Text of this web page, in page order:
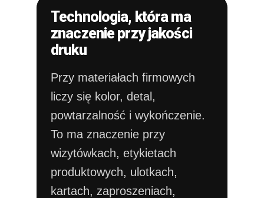
Technologia, która ma
znaczenie przy jakości
druku
Przy materiałach firmowych
liczy się kolor, detal,
powtarzalność i wykończenie.
To ma znaczenie przy
wizytówkach, etykietach
produktowych, ulotkach,
kartach, zaproszeniach,